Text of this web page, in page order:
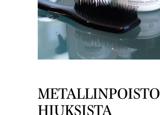
METALLINPOISTO
HIUKSISTA